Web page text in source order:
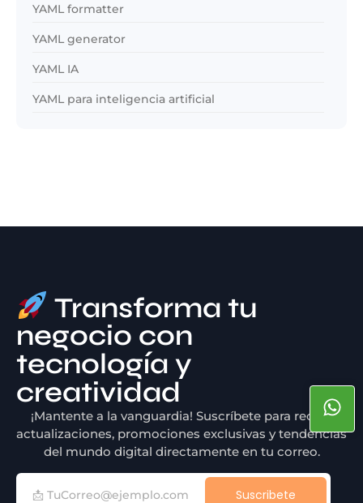
YAML formatter
YAML generator
YAML IA
YAML para inteligencia artificial
Transforma tu
negocio con
tecnología y
creatividad
¡Mantente a la vanguardia! Suscríbete para recibir
actualizaciones, promociones exclusivas y tendencias
del mundo digital directamente en tu correo.
Suscribete